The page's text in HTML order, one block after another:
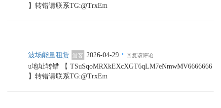
】转错请联系TG:@TrxEm
波场能量租赁 游客 2026-04-29 · 回复该评论
u地址转错 【 TSuSqoMRXkEXcXGT6qLM7eNmwMV6666666
】转错请联系TG:@TrxEm